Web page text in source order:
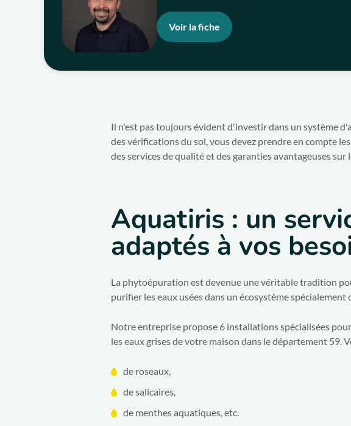
Voir la fiche
Il n'est pas toujours évident d'investir dans un système
des vérifications du sol, vous devez prendre en compte
des services de qualité et des garanties avantageuses sur
Aquatiris : un
adaptés à vos
La phytoépuration est devenue une véritable tradition
purifier les eaux usées dans un écosystème spécialement
Notre entreprise propose 6 installations spécialisées
les eaux grises de votre maison dans le département 59.
de roseaux,
de salicaires,
de menthes aquatiques, etc.